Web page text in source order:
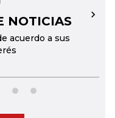
NOTICIAS
acuerdo a sus
→